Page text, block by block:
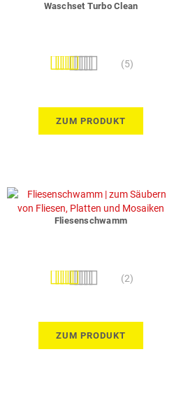
Waschset Turbo Clean
Bewertung: (5)
ZUM PRODUKT
Fliesenschwamm
Bewertung: (2)
ZUM PRODUKT